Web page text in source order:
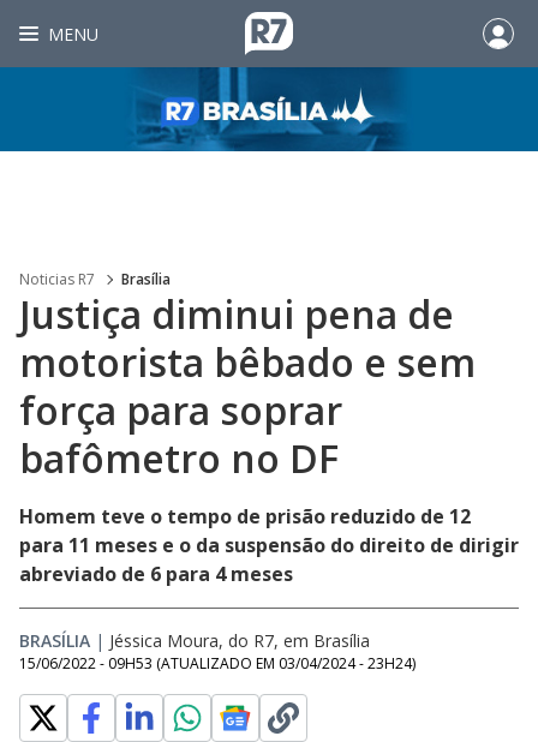
MENU
Noticias R7 Brasília
Justiça diminui pena de
motorista bêbado e sem
força para soprar
bafômetro no DF
Homem teve o tempo de prisão reduzido de 12
para 11 meses e o da suspensão do direito de dirigir
abreviado de 6 para 4 meses
BRASÍLIA | Jéssica Moura, do R7, em Brasília
15/06/2022 - 09H53 (ATUALIZADO EM 03/04/2024 - 23H24)